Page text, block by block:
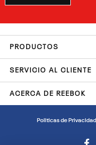
PRODUCTOS
SERVICIO AL CLIENTE
ACERCA DE REEBOK
Politicas de Privacidad